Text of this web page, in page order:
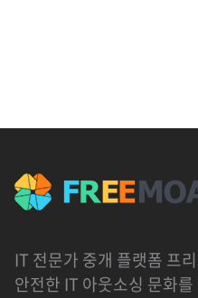
IT 전문가 중개 플랫폼 프
안전한 IT 아웃소싱 문화